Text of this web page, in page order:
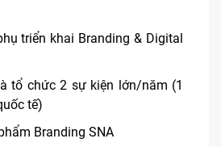
triển khai Branding & Digital
tổ chức 2 sự kiện lớn/năm (1
tế)
Branding SNA